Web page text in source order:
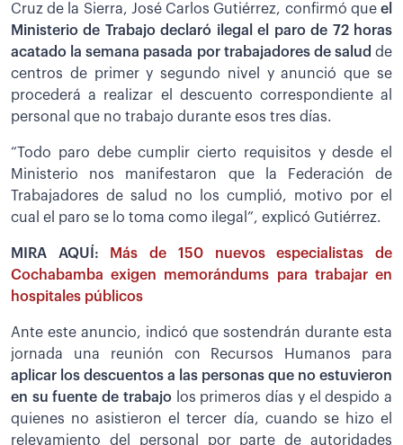
Cruz de la Sierra, José Carlos Gutiérrez, confirmó que el
Ministerio de Trabajo declaró ilegal el paro de 72 horas
acatado la semana pasada por trabajadores de salud de
centros de primer y segundo nivel y anunció que se
procederá a realizar el descuento correspondiente al
personal que no trabajo durante esos tres días.
“Todo paro debe cumplir cierto requisitos y desde el
Ministerio nos manifestaron que la Federación de
Trabajadores de salud no los cumplió, motivo por el
cual el paro se lo toma como ilegal”, explicó Gutiérrez.
MIRA AQUÍ:
Más de 150 nuevos especialistas de
Cochabamba exigen memorándums para trabajar en
hospitales públicos
Ante este anuncio, indicó que sostendrán durante esta
jornada una reunión con Recursos Humanos para
aplicar los descuentos a las personas que no estuvieron
en su fuente de trabajo los primeros días y el despido a
quienes no asistieron el tercer día, cuando se hizo el
relevamiento del personal por parte de autoridades